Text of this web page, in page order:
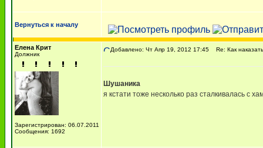
Вернуться к началу
Елена Крит
Должник
Зарегистрирован: 06.07.2011
Сообщения: 1692
Добавлено: Чт Апр 19, 2012 17:45 Re: Как
Шушаника
я кстати тоже несколько раз сталкивалась с